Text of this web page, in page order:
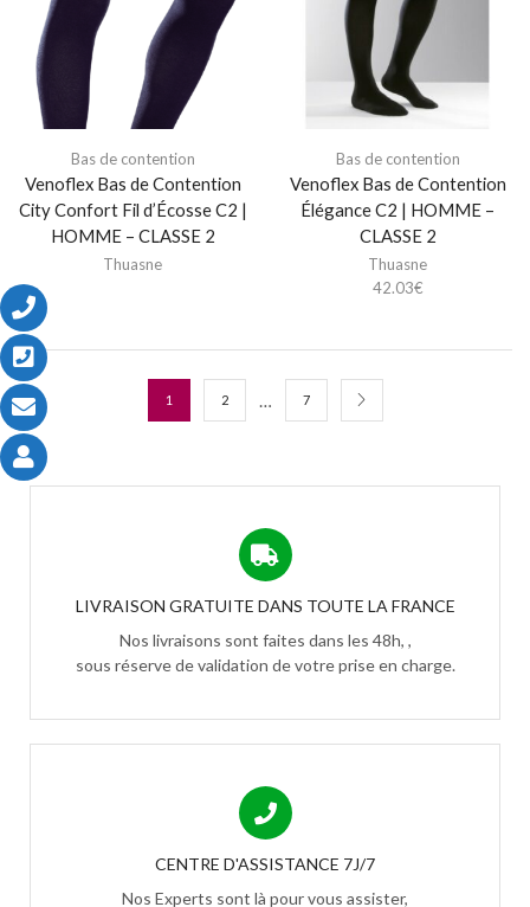
Bas de contention
Venoflex Bas de Contention
City Confort Fil d’Écosse C2 |
HOMME – CLASSE 2
Thuasne
Bas de contention
Venoflex Bas de Contention
Élégance C2 | HOMME –
CLASSE 2
Thuasne
42.03€
1 2 7
LIVRAISON GRATUITE DANS TOUTE LA FRANCE
Nos livraisons sont faites dans les 48h, ,
sous réserve de validation de votre prise en charge.
CENTRE D'ASSISTANCE 7J/7
Nos Experts sont là pour vous assister,